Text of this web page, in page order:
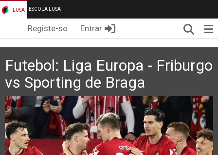
LUSA ESCOLA LUSA
Registe-se Entrar
Futebol: Liga Europa - Friburgo
vs Sporting de Braga